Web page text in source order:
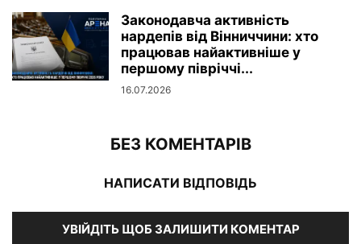
Законодавча активність
нардепів від Вінниччини: хто
працював найактивніше у
першому півріччі...
16.07.2026
БЕЗ КОМЕНТАРІВ
НАПИСАТИ ВІДПОВІДЬ
УВІЙДІТЬ ЩОБ ЗАЛИШИТИ КОМЕНТАР